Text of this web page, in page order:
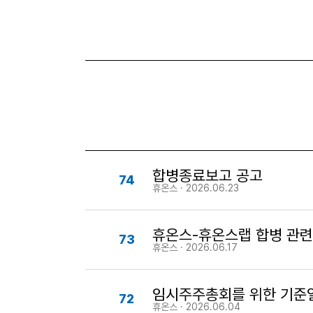
74 합병종료보고 공고
휴온스 · 2026.06.23
73 휴온스-휴온스랩 합병 관
휴온스 · 2026.06.17
72 임시주주총회를 위한 기준
휴온스 · 2026.06.04